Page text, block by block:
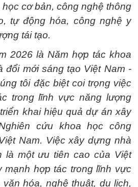
cơ bản, công nghệ thông
tự động hóa, công nghệ y
tái tạo.
2026 là Năm hợp tác khoa
đổi mới sáng tạo Việt Nam -
tôi đặc biệt coi trọng việc
trong lĩnh vực năng lượng
khai hiệu quả dự án xây
cứu khoa học công
Nam. Việc xây dựng nhà
là một ưu tiên cao của Việt
mạnh hợp tác trong lĩnh vực
hóa, nghệ thuật, du lịch,